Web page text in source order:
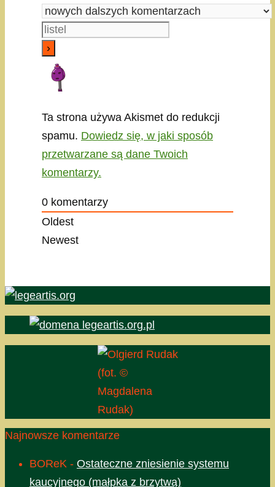
Ta strona używa Akismet do redukcji
spamu. Dowiedz się, w jaki sposób
przetwarzane są dane Twoich
komentarzy.
0 komentarzy
Oldest
Newest
(fot. ©
Magdalena
Rudak)
Najnowsze komentarze
BOReK - Ostateczne zniesienie systemu
kaucyjnego (małpka z brzytwą)